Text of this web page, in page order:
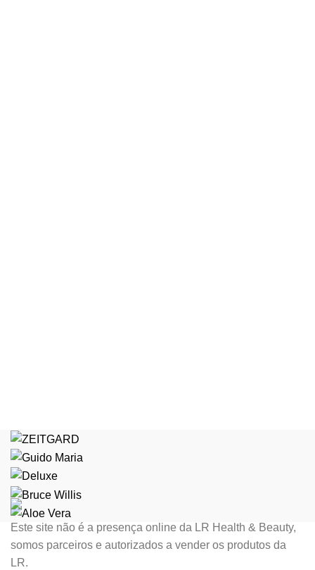
Este site não é a presença online da LR Health & Beauty,
somos parceiros e autorizados a vender os produtos da
LR.